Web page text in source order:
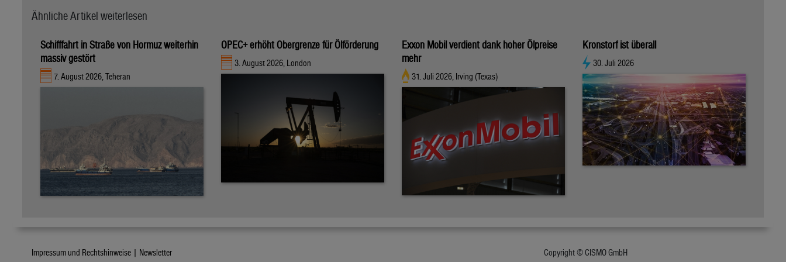
Ähnliche Artikel weiterlesen
Schifffahrt in Straße von Hormuz weiterhin
massiv gestört
7. August 2026, Teheran
OPEC+ erhöht Obergrenze für Ölförderung
3. August 2026, London
Exxon Mobil verdient dank hoher Ölpreise
mehr
31. Juli 2026, Irving (Texas)
Kronstorf ist überall
30. Juli 2026
Impressum und Rechtshinweise | Newsletter Copyright © CISMO GmbH